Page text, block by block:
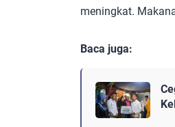
meningkat.
Baca juga: